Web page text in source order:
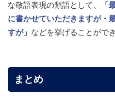
な敬語表現の類語として、
「
に書かせていただきますが・
すが」 などを挙げることがで
まとめ